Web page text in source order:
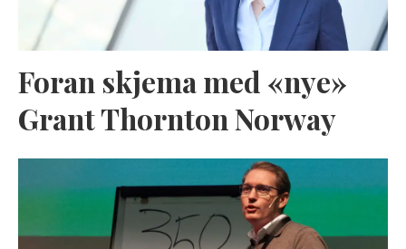
Foran skjema med «nye»
Grant Thornton Norway